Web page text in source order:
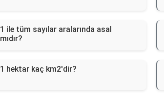
1 ile tüm sayılar aralarında asal
mıdır?
1 hektar kaç km2'dir?